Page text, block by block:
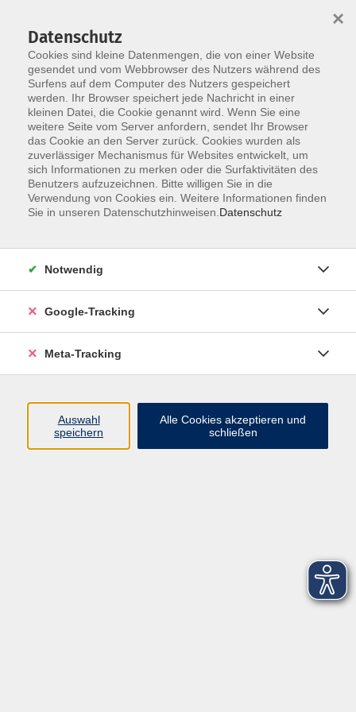
Skip to main content
Der Kurs konnte nicht gefunden werden.
Über uns
Datenschutz
Cookies sind kleine Datenmengen, die von einer Website
gesendet und vom Webbrowser des Nutzers während des
Surfens auf dem Computer des Nutzers gespeichert
werden. Ihr Browser speichert jede Nachricht in einer
kleinen Datei, die Cookie genannt wird. Wenn Sie eine
weitere Seite vom Server anfordern, sendet Ihr Browser
das Cookie an den Server zurück. Cookies wurden als
zuverlässiger Mechanismus für Websites entwickelt, um
sich Informationen zu merken oder die Surfaktivitäten des
Benutzers aufzuzeichnen. Bitte willigen Sie in die
Verwendung von Cookies ein. Weitere Informationen finden
Sie in unseren Datenschutzhinweisen. Datenschutz
×
Notwendig
Google-Tracking
Meta-Tracking
Auswahl
speichern
Alle Cookies akzeptieren und
schließen